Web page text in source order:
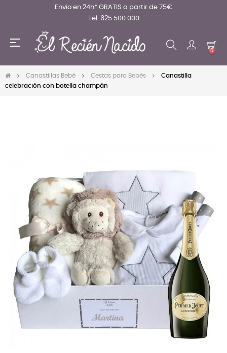
Envio en 24h* GRATIS a partir de 75€
Tel. 625 500 000
Navegación
☰
0
Canastillas Bebé Cestas para Bebés
Canastilla
celebración con botella champán